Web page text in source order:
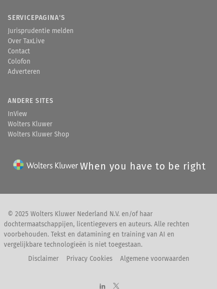
SERVICEPAGINA'S
Jurisprudentie melden
Over TaxLive
Contact
Colofon
Adverteren
ANDERE SITES
InView
Wolters Kluwer
Wolters Kluwer Shop
When you have to be right
© 2025 Wolters Kluwer Nederland N.V. en/of haar
dochtermaatschappijen, licentiegevers en auteurs. Alle rechten
voorbehouden. Tekst en datamining en training van AI en
vergelijkbare technologieën is niet toegestaan.
Disclaimer
Privacy Cookies Algemene voorwaarden